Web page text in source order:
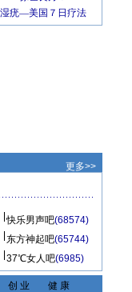
更多>>
快乐男声吧(68574)
东方神起吧(65744)
37℃女人吧(6985)
创 业 健 康